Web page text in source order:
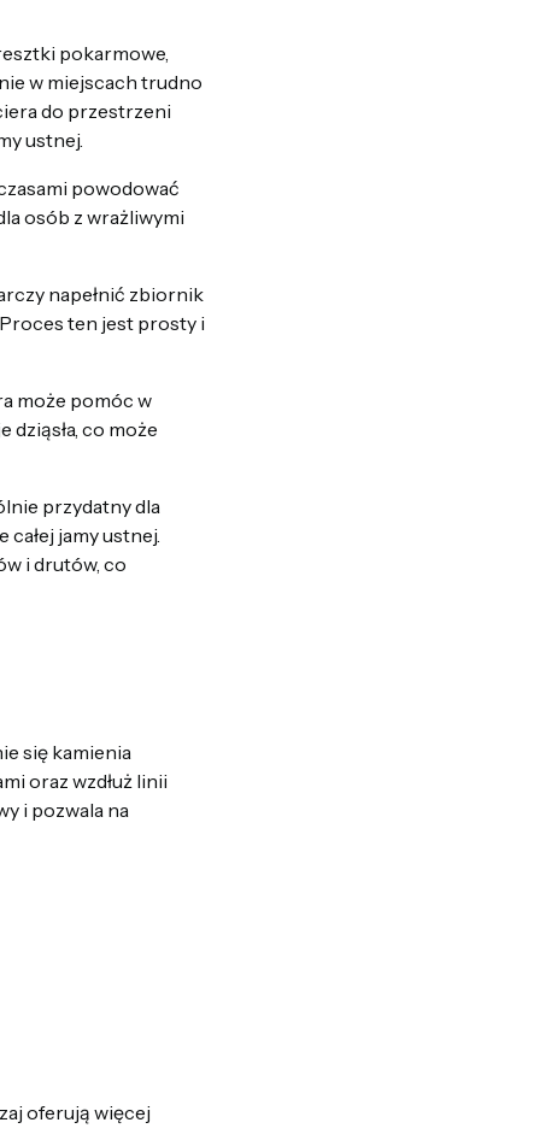
pokarmowe,
w miejscach trudno
do przestrzeni
ustnej.
powodować
osób z wrażliwymi
napełnić zbiornik
ten jest prosty i
może pomóc w
co może
przydatny dla
jamy ustnej.
i drutów, co
się kamienia
oraz wzdłuż linii
i pozwala na
oferują więcej